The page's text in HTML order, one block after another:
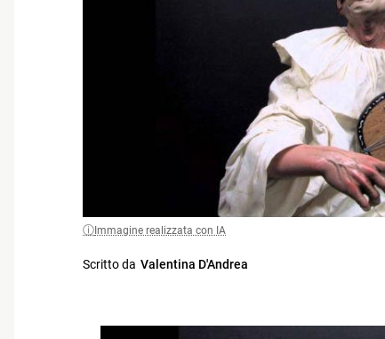
Immagine realizzata con IA
Scritto da Valentina D'Andrea